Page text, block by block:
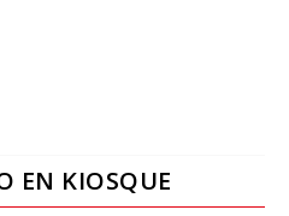
EN KIOSQUE